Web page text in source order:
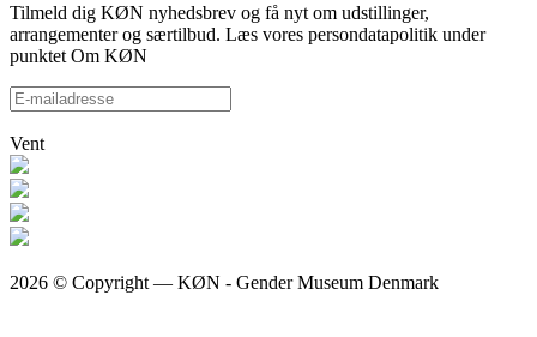
Tilmeld dig KØN nyhedsbrev og få nyt om udstillinger,
arrangementer og særtilbud. Læs vores persondatapolitik under
punktet Om KØN
Vent
2026 © Copyright — KØN - Gender Museum Denmark